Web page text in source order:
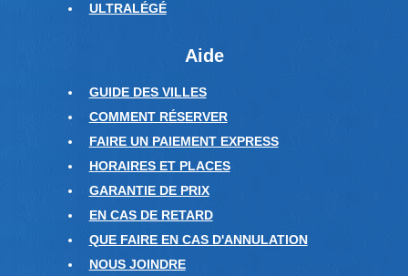
ULTRALÉGÉ
Aide
GUIDE DES VILLES
COMMENT RÉSERVER
FAIRE UN PAIEMENT EXPRESS
HORAIRES ET PLACES
GARANTIE DE PRIX
EN CAS DE RETARD
QUE FAIRE EN CAS D'ANNULATION
NOUS JOINDRE